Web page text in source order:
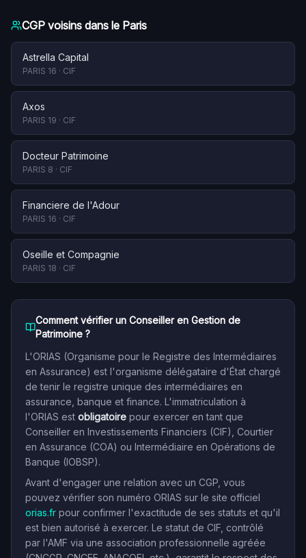
CGP voisins dans le Paris
Astrella Capital
PARIS 16 · CIF
Axos
PARIS 19 · CIF
Docteur Patrimoine
PARIS 8 · CIF
Financiere de l'Adour
PARIS 16 · CIF
Oseille et Compagnie
PARIS 18 · CIF
Comment vérifier un Conseiller en Gestion de
Patrimoine ?
L'ORIAS (Organisme pour le Registre des Intermédiaires
en Assurance) est l'organisme délégataire d'État chargé
de tenir le registre unique des intermédiaires en
assurance, banque et finance. L'immatriculation à
l'ORIAS est obligatoire pour exercer en tant que
Conseiller en Investissements Financiers (CIF), Courtier
en Assurance (COA) ou Intermédiaire en Opérations de
Banque (IOBSP).
Avant d'engager une relation avec un CGP, vous
pouvez vérifier son numéro ORIAS sur le site officiel
orias.fr pour confirmer l'exactitude de ses statuts et qu'il
est bien autorisé à exercer. Le statut de CIF, contrôlé
par l'AMF via une association professionnelle agréée